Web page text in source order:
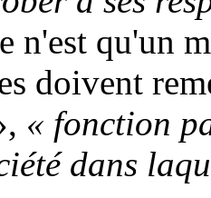
n'est qu'un
doivent
« fonction
dans